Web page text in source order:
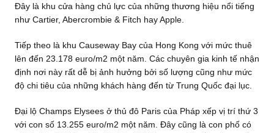
Đây là khu cửa hàng chủ lực của những thương hiệu nổi tiếng
như Cartier, Abercrombie & Fitch hay Apple.
Tiếp theo là khu Causeway Bay của Hong Kong với mức thuê
lên đến 23.178 euro/m2 một năm. Các chuyên gia kinh tế nhận
định nơi này rất dễ bị ảnh hưởng bởi số lượng cũng như mức
độ chi tiêu của những khách hàng đến từ Trung Quốc đại lục.
Đại lộ Champs Elysees ở thủ đô Paris của Pháp xếp vị trí thứ 3
với con số 13.255 euro/m2 một năm. Đây cũng là con phố có